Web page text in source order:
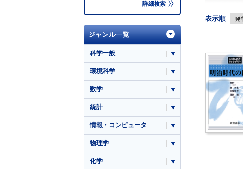
詳細検索
表示順
ジャンル一覧
科学一般
環境科学
数学
統計
情報・コンピュータ
物理学
化学